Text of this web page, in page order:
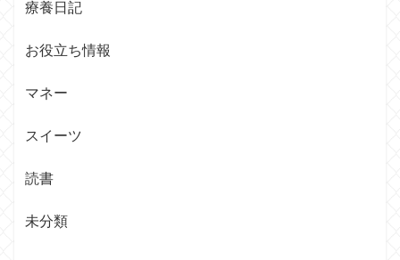
療養日記
お役立ち情報
マネー
スイーツ
読書
未分類